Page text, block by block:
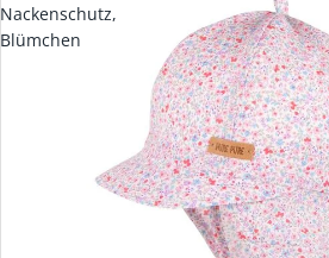
Nackenschutz,
Blümchen